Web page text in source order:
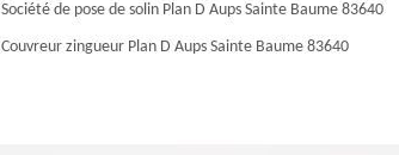
Société de pose de solin Plan D Aups Sainte Baume 83640
Couvreur zingueur Plan D Aups Sainte Baume 83640